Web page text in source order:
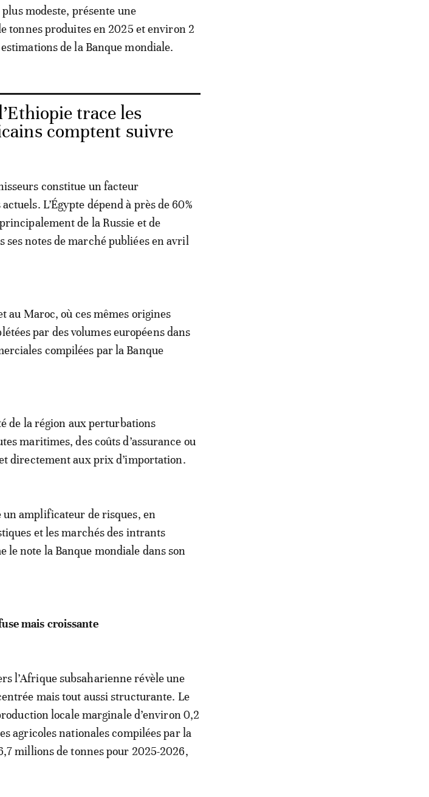
modeste, présente une
tonnes produites en 2025 et environ 2
de la Banque mondiale.
trace les
comptent suivre
constitue un facteur
L’Égypte dépend à près de 60%
de la Russie et de
ses notes de marché publiées en avril
au Maroc, où ces mêmes origines
par des volumes européens dans
compilées par la Banque
de la région aux perturbations
maritimes, des coûts d’assurance ou
directement aux prix d’importation.
amplificateur de risques, en
et les marchés des intrants
le note la Banque mondiale dans son
mais croissante
l’Afrique subsaharienne révèle une
mais tout aussi structurante. Le
locale marginale d’environ 0,2
agricoles nationales compilées par la
millions de tonnes pour 2025-2026,